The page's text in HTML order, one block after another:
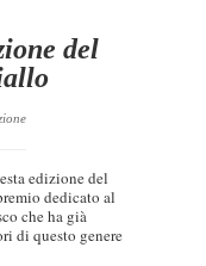
del
edizione del
dedicato al
che ha già
di questo genere